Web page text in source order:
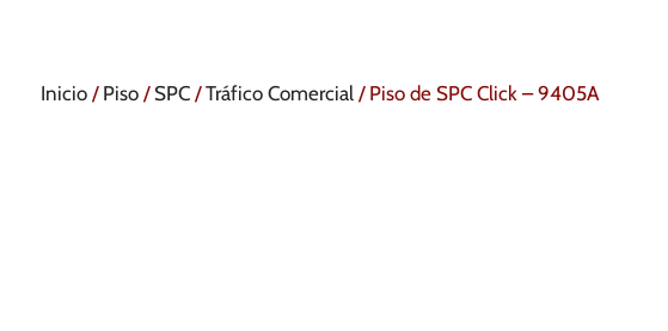
Inicio/ Piso/ SPC/Tráfico Comercial / Piso de SPC Click – 9405A